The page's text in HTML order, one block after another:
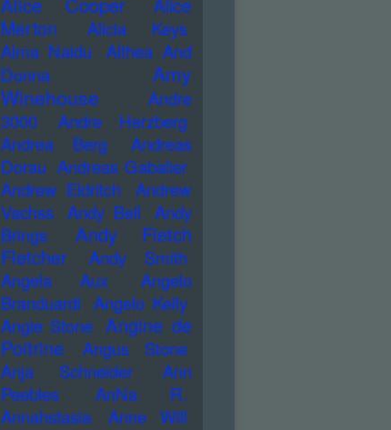
Merton
Alicia Keys
Alma Naidu
Althea And
Donna
Amy
Winehouse
Andre
3000
Andre Herzberg
Andrea Berg
Andreas
Dorau Andreas Gabalier
Andrew Eldritch
Andrew
Vachss Andy Bell
Andy
Brings
Andy Fletch
Fletcher
Andy Smith
Angela Aux
Angelo
Branduardi Angelo Kelly
Angie Stone Angine de
Poitrine
Angus Stone
Anja Schneider
Ann
Peebles
AnNa R.
Annahstasia
Anne Will